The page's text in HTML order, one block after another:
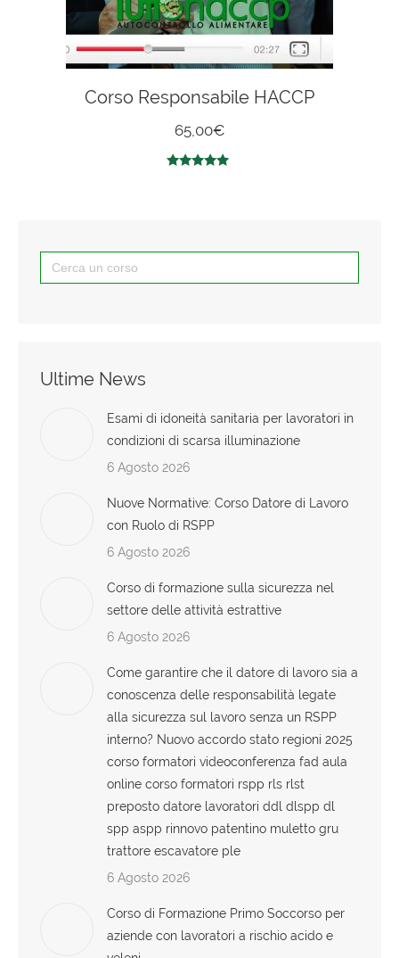
Corso Responsabile HACCP
65,00€
Search
for:
Ultime News
Esami di idoneità sanitaria per lavoratori in
condizioni di scarsa illuminazione
6 Agosto 2026
Nuove Normative: Corso Datore di Lavoro
con Ruolo di RSPP
6 Agosto 2026
Corso di formazione sulla sicurezza nel
settore delle attività estrattive
6 Agosto 2026
Come garantire che il datore di lavoro sia a
conoscenza delle responsabilità legate
alla sicurezza sul lavoro senza un RSPP
interno? Nuovo accordo stato regioni 2025
corso formatori videoconferenza fad aula
online corso formatori rspp rls rlst
preposto datore lavoratori ddl dlspp dl
spp aspp rinnovo patentino muletto gru
trattore escavatore ple
6 Agosto 2026
Corso di Formazione Primo Soccorso per
aziende con lavoratori a rischio acido e